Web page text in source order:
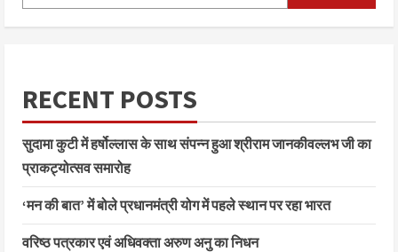
RECENT POSTS
सुदामा कुटी में हर्षोल्लास के साथ संपन्न हुआ श्रीराम जानकीवल्लभ जी का
प्राकट्योत्सव समारोह
‘मन की बात’ में बोले प्रधानमंत्री योग में पहले स्थान पर रहा भारत
वरिष्ठ पत्रकार एवं अधिवक्ता अरुण अनु का निधन